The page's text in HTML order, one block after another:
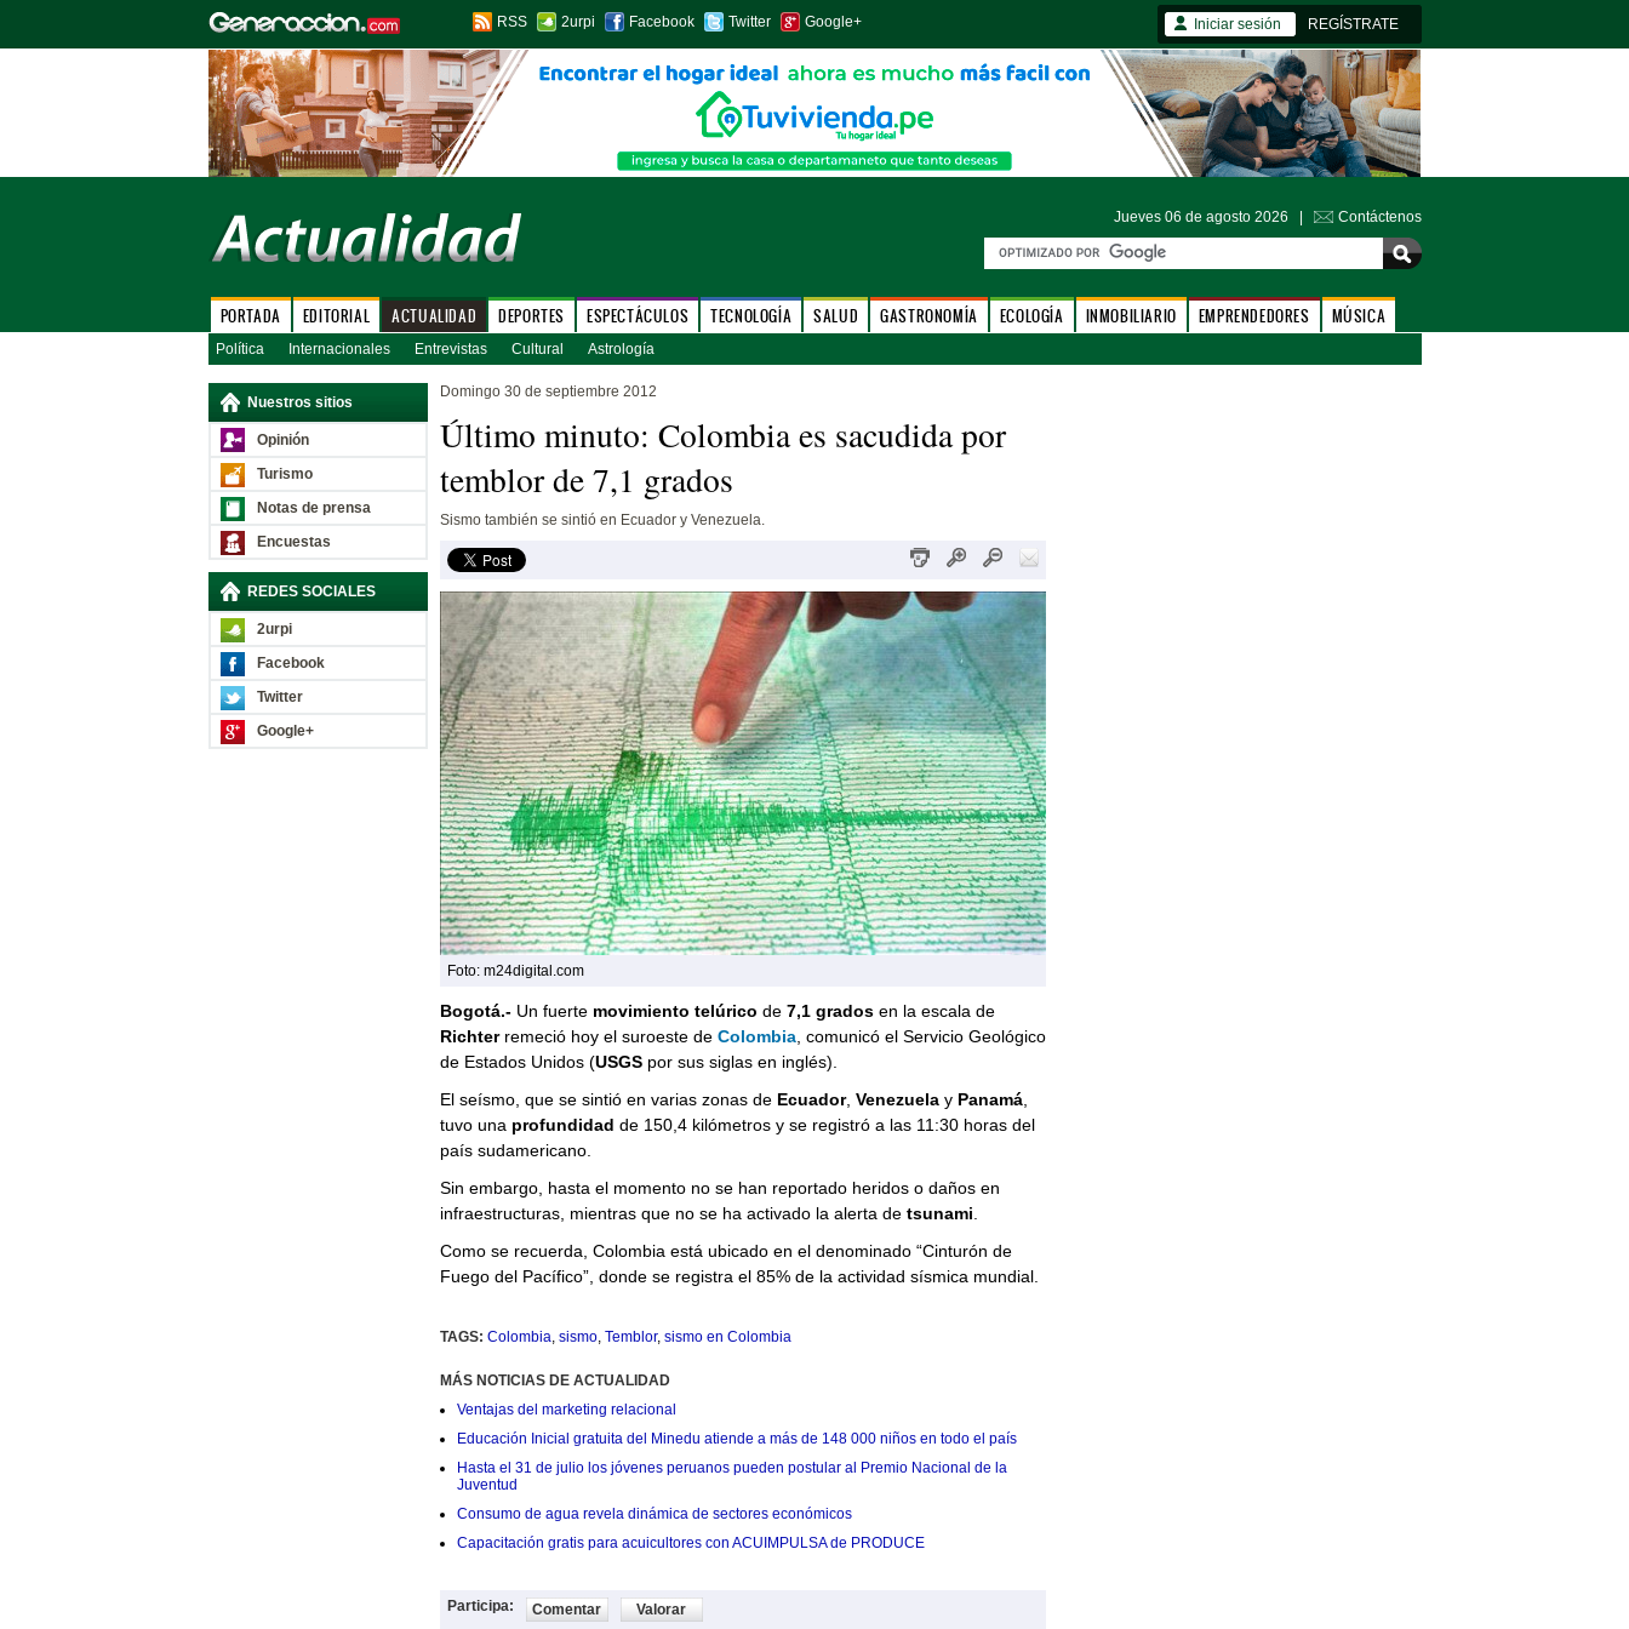
RSS 2urpi Facebook Twitter Google+ Iniciar sesión REGÍSTRATE
Jueves 06 de agosto 2026 | Contáctenos
PORTADA EDITORIAL ACTUALIDAD DEPORTES ESPECTÁCULOS TECNOLOGÍA SALUD GASTRONOMÍA ECOLOGÍA INMOBILIARIO EMPRENDEDORES MÚSICA
Política Internacionales Entrevistas Cultural Astrología
Nuestros sitios
Opinión
Turismo
Notas de prensa
Encuestas
REDES SOCIALES
2urpi
Facebook
Twitter
Google+
Domingo 30 de septiembre 2012
Último minuto: Colombia es sacudida por
temblor de 7,1 grados
Sismo también se sintió en Ecuador y Venezuela.
Foto: m24digital.com
Bogotá.-Un fuerte movimiento telúrico de 7,1 gradosen la escala de
Richterremeció hoy el suroeste de Colombia, comunicó el Servicio Geológico
de Estados Unidos (USGSpor sus siglas en inglés).
El seísmo, que se sintió en varias zonas de Ecuador, Venezuelay Panamá,
tuvo una profundidad de 150,4 kilómetros y se registró a las 11:30 horas del
país sudamericano.
Sin embargo, hasta el momento no se han reportado heridos o daños en
infraestructuras, mientras que no se ha activado la alerta de tsunami
Como se recuerda, Colombia está ubicado en el denominado “Cinturón de
Fuego del Pacífico”, donde se registra el 85% de la actividad sísmica mundial.
TAGS: Colombia, sismo, Temblor, sismo en Colombia
MÁS NOTICIAS DE ACTUALIDAD
Ventajas del marketing relacional
Educación Inicial gratuita del Minedu atiende a más de 148 000 niños en todo el país
Hasta el 31 de julio los jóvenes peruanos pueden postular al Premio Nacional de la
Juventud
Consumo de agua revela dinámica de sectores económicos
Capacitación gratis para acuicultores con ACUIMPULSA de PRODUCE
Participa: Comentar Valorar